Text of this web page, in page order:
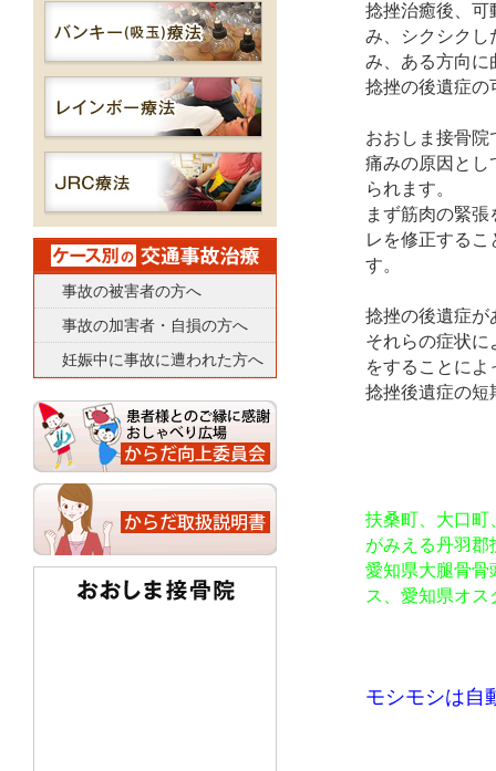
捻挫治癒後、可
み、シクシクし
み、ある方向に
捻挫の後遺症の
おおしま接骨院
痛みの原因とし
られます。
まず筋肉の緊
レを修正する
す。
捻挫の後遺症が
それらの症状に
をすることに
捻挫後遺症の短
扶桑町、大口町
がみえる丹羽郡
愛知県大腿骨骨
ス、愛知県オ
モシモシは自
事故の被害者の方へ
事故の加害者・自損の方へ
妊娠中に事故に遭われた方へ